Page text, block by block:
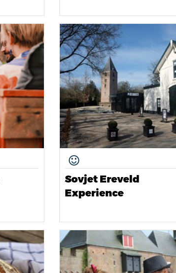
Sovjet Ereveld
Experience